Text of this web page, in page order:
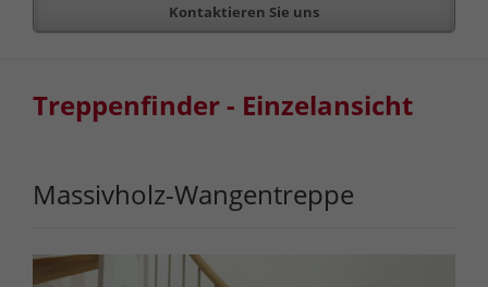
Kontaktieren Sie uns
Treppenfinder - Einzelansicht
Massivholz-Wangentreppe